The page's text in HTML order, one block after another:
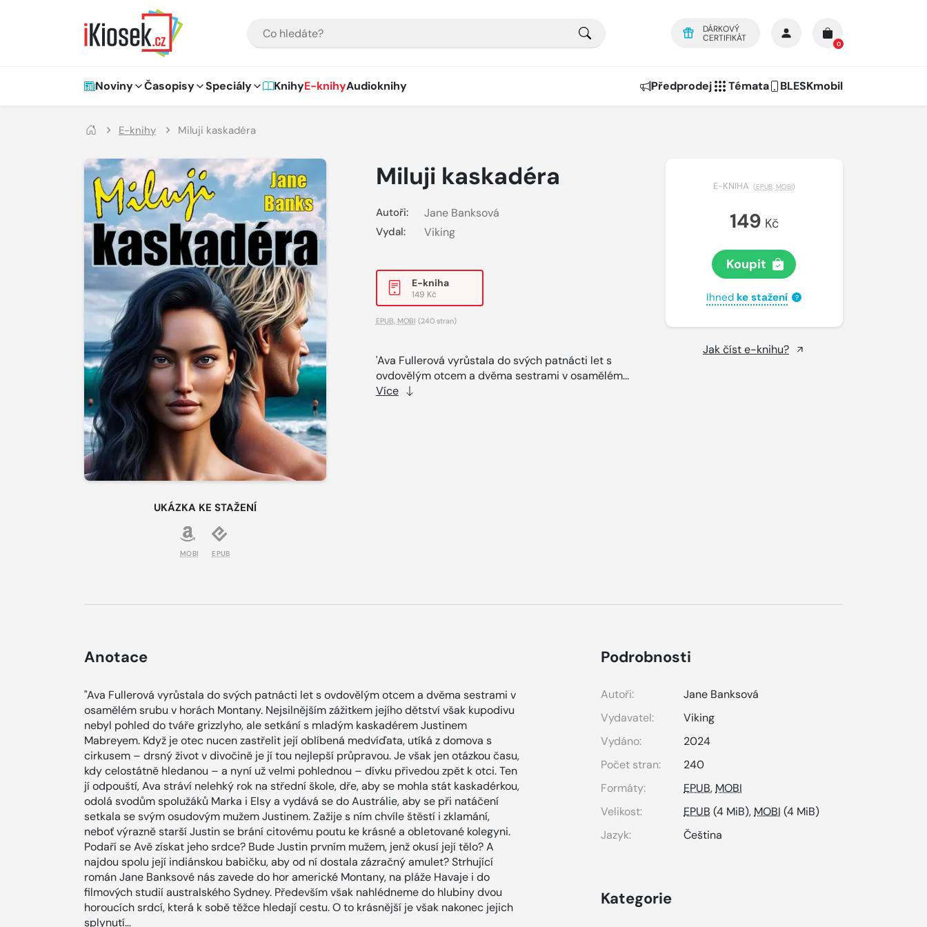
DÁRKOVÝ
CERTIFIKÁT
0
Hlavní navigace
Noviny Časopisy Speciály KnihyE-knihyAudioknihy Předprodej Témata BLESKmobil
E-knihy Miluji kaskadéra
UKÁZKA KE STAŽENÍ
MOBI EPUB
Miluji kaskadéra
Autoři: Jane Banksová
Vydal: Viking
E-kniha
149 Kč
EPUB MOBI (240 stran)
'Ava Fullerová vyrůstala do svých patnácti let s
ovdovělým otcem a dvěma sestrami v osamělém...
Více
E-KNIHA (EPUB, MOBI)
149 Kč
Koupit
Ihned ke stažení ?
Jak číst e-knihu?
Anotace
"Ava Fullerová vyrůstala do svých patnácti let s ovdovělým otcem a dvěma sestrami v
osamělém srubu v horách Montany. Nejsilnějším zážitkem jejího dětství však kupodivu
nebyl pohled do tváře grizzlyho, ale setkání s mladým kaskadérem Justinem
Mabreyem. Když je otec nucen zastřelit její oblíbená medvíďata, utíká z domova s
cirkusem – drsný život v divočině je jí tou nejlepší průpravou. Je však jen otázkou času,
kdy celostátně hledanou – a nyní už velmi pohlednou – dívku přivedou zpět k otci. Ten
jí odpouští, Ava stráví nelehký rok na střední škole, dře, aby se mohla stát kaskadérkou,
odolá svodům spolužáků Marka i Elsy a vydává se do Austrálie, aby se při natáčení
setkala se svým osudovým mužem Justinem. Zažije s ním chvíle štěstí i zklamání,
neboť výrazně starší Justin se brání citovému poutu ke krásné a obletované kolegyni.
Podaří se Avě získat jeho srdce? Bude Justin prvním mužem, jenž okusí její tělo? A
najdou spolu její indiánskou babičku, aby od ní dostala zázračný amulet? Strhující
román Jane Banksové nás zavede do hor americké Montany, na pláže Havaje i do
filmových studií australského Sydney. Především však nahlédneme do hlubiny dvou
horoucích srdcí, která k sobě těžce hledají cestu. O to krásnější je však nakonec jejich
splynutí…
Podrobnosti
Autoři:
Jane Banksová
Vydavatel:
Viking
Vydáno:
2024
Počet stran:
240
Formáty:
EPUB,MOBI
Velikost:
EPUB (4 MiB),MOBI (4 MiB)
Jazyk:
Čeština
Kategorie